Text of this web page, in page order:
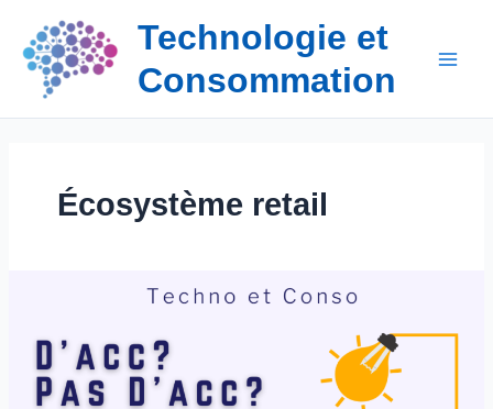
contenu
Technologie et
Consommation
Écosystème retail